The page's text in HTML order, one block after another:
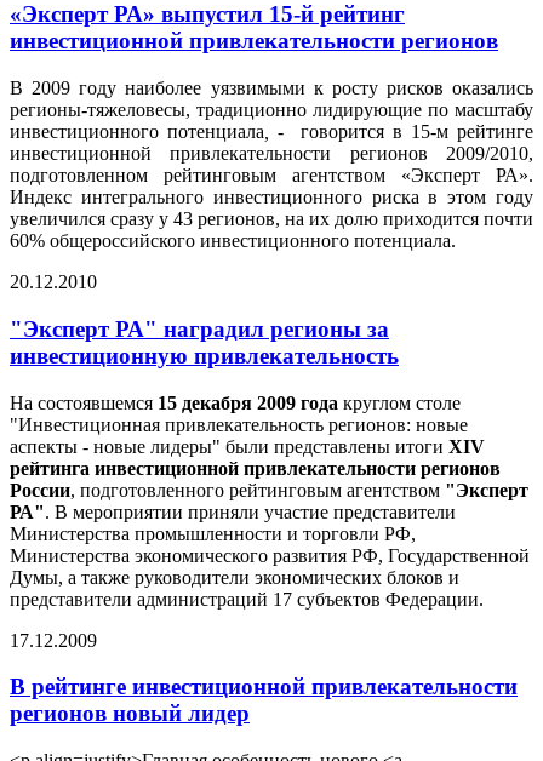
«Эксперт РА» выпустил 15-й рейтинг
инвестиционной привлекательности регионов
В 2009 году наиболее уязвимыми к росту рисков оказались
регионы-тяжеловесы, традиционно лидирующие по масштабу
инвестиционного потенциала , -
говорится в 15-м рейтинге
инвестиционной привлекательности регионов 2009/2010,
подготовленном рейтинговым агентством «Эксперт РА».
Индекс интегрального инвестиционного риска в этом году
увеличился сразу у 43 регионов, на их долю приходится почти
60% общероссийского инвестиционного потенциала.
20.12.2010
"Эксперт РА" наградил регионы за
инвестиционную привлекательность
На состоявшемся 15 декабря 2009 года круглом столе
"Инвестиционная привлекательность регионов: новые
аспекты - новые лидеры" были представлены итоги XIV
рейтинга инвестиционной привлекательности регионов
России, подготовленного рейтинговым агентством "Эксперт
РА". В мероприятии приняли участие представители
Министерства промышленности и торговли РФ,
Министерства экономического развития РФ, Государственной
Думы, а также руководители экономических блоков и
представители администраций 17 субъектов Федерации.
17.12.2009
В рейтинге инвестиционной привлекательности
регионов новый лидер